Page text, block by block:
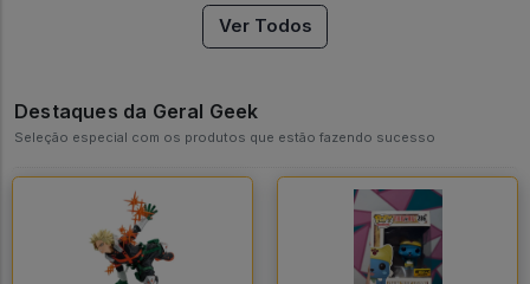
Ver Todos
Destaques da Geral Geek
Seleção especial com os produtos que estão fazendo sucesso